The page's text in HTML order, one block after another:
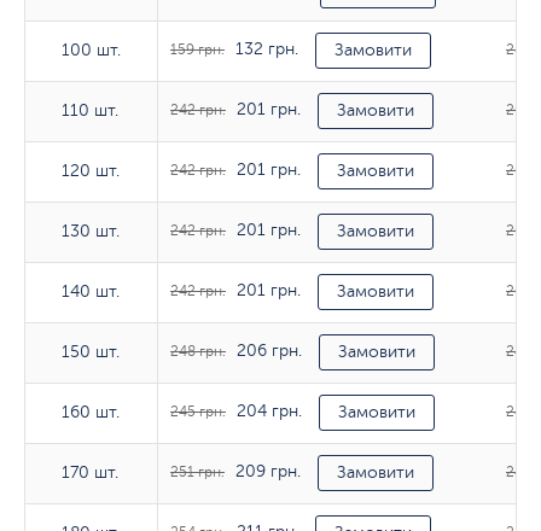
100 шт.
110 шт.
120 шт.
130 шт.
140 шт.
150 шт.
160 шт.
170 шт.
100 шт. 159 грн. 132 грн. Замовити 285
110 шт. 242 грн. 201 грн. Замовити 268
120 шт. 242 грн. 201 грн. Замовити 268
130 шт. 242 грн. 201 грн. Замовити 268
140 шт. 242 грн. 201 грн. Замовити 268
150 шт. 248 грн. 206 грн. Замовити 248
160 шт. 245 грн. 204 грн. Замовити 249
170 шт. 251 грн. 209 грн. Замовити 248